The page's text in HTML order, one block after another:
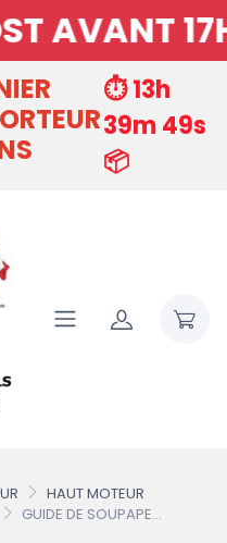
⏱️ 13h
39m 49s
📦
HAUT MOTEUR
GUIDE DE SOUPAPE...